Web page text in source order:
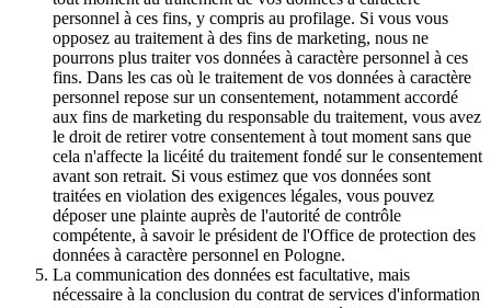
personnel à ces fins, y compris au profilage. Si vous vous
opposez au traitement à des fins de marketing, nous ne
pourrons plus traiter vos données à caractère personnel à ces
fins. Dans les cas où le traitement de vos données à caractère
personnel repose sur un consentement, notamment accordé
aux fins de marketing du responsable du traitement, vous avez
le droit de retirer votre consentement à tout moment sans que
cela n'affecte la licéité du traitement fondé sur le consentement
avant son retrait. Si vous estimez que vos données sont
traitées en violation des exigences légales, vous pouvez
déposer une plainte auprès de l'autorité de contrôle
compétente, à savoir le président de l'Office de protection des
données à caractère personnel en Pologne.
La communication des données est facultative, mais
nécessaire à la conclusion du contrat de services d'information